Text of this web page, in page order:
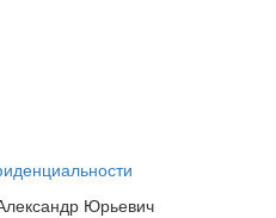
Юрьевич